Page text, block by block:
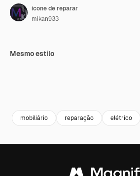
ícone de reparar
mikan933
Mesmo estilo
mobiliário reparação elétrico